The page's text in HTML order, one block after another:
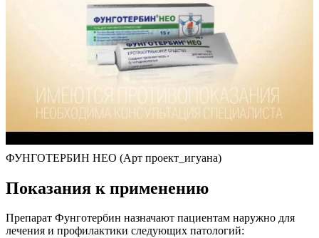
ФУНГОТЕРБИН НЕО (Арт проект_игуана)
Показания к применению
Препарат Фунготербин назначают пациентам наружно для
лечения и профилактики следующих патологий: